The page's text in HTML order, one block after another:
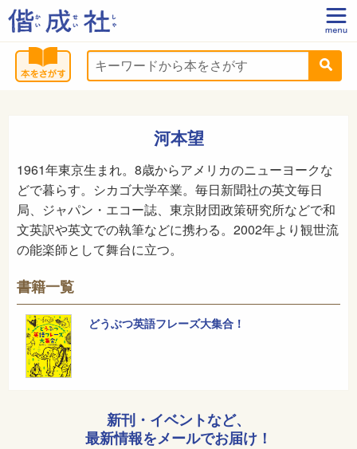
河本望
1961年東京生まれ。8歳からアメリカのニューヨークな
どで暮らす。シカゴ大学卒業。毎日新聞社の英文毎日
局、ジャパン・エコー誌、東京財団政策研究所などで和
文英訳や英文での執筆などに携わる。2002年より観世流
の能楽師として舞台に立つ。
書籍一覧
どうぶつ英語フレーズ大集合！
新刊・イベントなど、
最新情報をメールでお届け！